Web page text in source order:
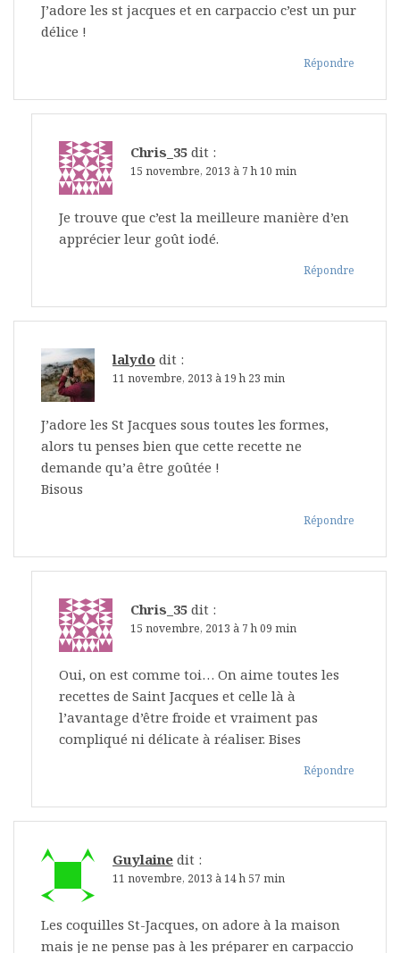
J’adore les st jacques et en carpaccio c’est un pur
délice !
Répondre
Chris_35 dit :
15 novembre, 2013 à 7 h 10 min
Je trouve que c’est la meilleure manière d’en
apprécier leur goût iodé.
Répondre
lalydo dit :
11 novembre, 2013 à 19 h 23 min
J’adore les St Jacques sous toutes les formes,
alors tu penses bien que cette recette ne
demande qu’a être goûtée !
Bisous
Répondre
Chris_35 dit :
15 novembre, 2013 à 7 h 09 min
Oui, on est comme toi… On aime toutes les
recettes de Saint Jacques et celle là à
l’avantage d’être froide et vraiment pas
compliqué ni délicate à réaliser. Bises
Répondre
Guylaine dit :
11 novembre, 2013 à 14 h 57 min
Les coquilles St-Jacques, on adore à la maison
mais je ne pense pas à les préparer en carpaccio